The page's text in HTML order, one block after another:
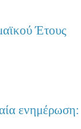
Έτους
ενημέρωση: